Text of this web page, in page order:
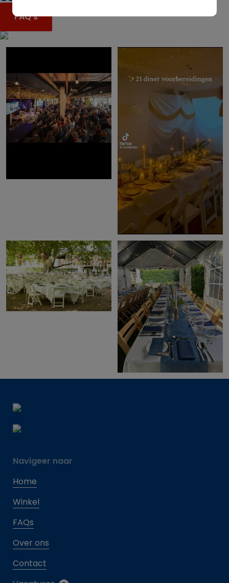
FAQ's
Navigeer naar
Home
Winkel
FAQs
Over ons
Contact